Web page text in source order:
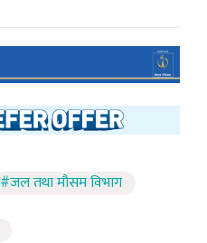
#जल तथा मौसम विभाग